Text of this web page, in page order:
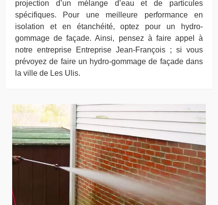
projection d’un mélange d’eau et de particules
spécifiques. Pour une meilleure performance en
isolation et en étanchéité, optez pour un hydro-
gommage de façade. Ainsi, pensez à faire appel à
notre entreprise Entreprise Jean-François ; si vous
prévoyez de faire un hydro-gommage de façade dans
la ville de Les Ulis.